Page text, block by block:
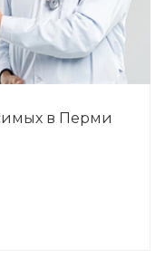
в Перми